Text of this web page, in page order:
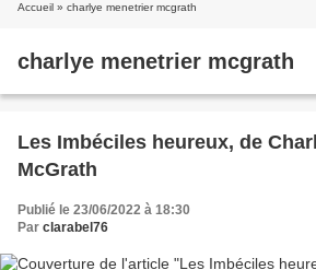
Accueil » charlye menetrier mcgrath
charlye menetrier mcgrath
Les Imbéciles heureux, de
McGrath
Publié le 23/06/2022 à 18:30
Par clarabel76